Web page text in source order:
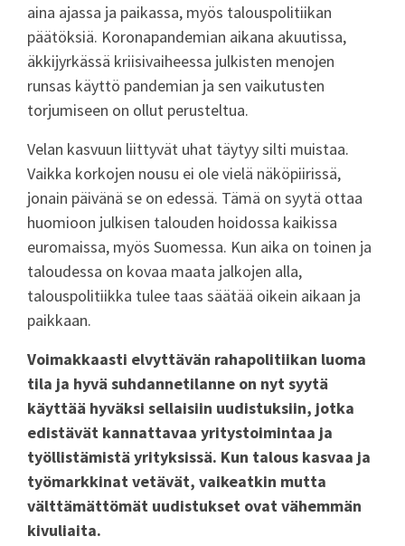
aina ajassa ja paikassa, myös talouspolitiikan
päätöksiä. Koronapandemian aikana akuutissa,
äkkijyrkässä kriisivaiheessa julkisten menojen
runsas käyttö pandemian ja sen vaikutusten
torjumiseen on ollut perusteltua.
Velan kasvuun liittyvät uhat täytyy silti muistaa.
Vaikka korkojen nousu ei ole vielä näköpiirissä,
jonain päivänä se on edessä. Tämä on syytä ottaa
huomioon julkisen talouden hoidossa kaikissa
euromaissa, myös Suomessa. Kun aika on toinen ja
taloudessa on kovaa maata jalkojen alla,
talouspolitiikka tulee taas säätää oikein aikaan ja
paikkaan.
Voimakkaasti elvyttävän rahapolitiikan luoma
tila ja hyvä suhdannetilanne on nyt syytä
käyttää hyväksi sellaisiin uudistuksiin, jotka
edistävät kannattavaa yritystoimintaa ja
työllistämistä yrityksissä. Kun talous kasvaa ja
työmarkkinat vetävät, vaikeatkin mutta
välttämättömät uudistukset ovat vähemmän
kivuliaita.